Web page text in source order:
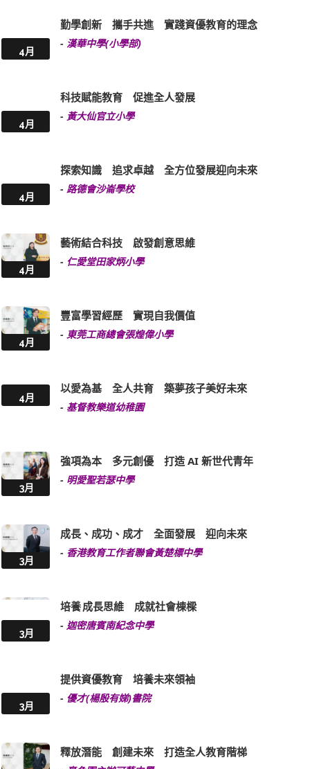
4月
勤學創新 攜手共進 實踐資優教育的理念
- 漢華中學(小學部)
4月
科技賦能教育 促進全人發展
- 黃大仙官立小學
4月
探索知識 追求卓越 全方位發展迎向未來
- 路德會沙崙學校
4月
藝術結合科技 啟發創意思維
- 仁愛堂田家炳小學
4月
豐富學習經歷 實現自我價值
- 東莞工商總會張煌偉小學
4月
以愛為基 全人共育 築夢孩子美好未來
- 基督教樂道幼稚園
3月
強項為本 多元創優 打造 AI 新世代青年
- 明愛聖若瑟中學
3月
成長、成功、成才 全面發展 迎向未來
- 香港教育工作者聯會黃楚標中學
3月
培養 成長思維 成就社會棟樑
- 迦密唐賓南紀念中學
3月
提供資優教育 培養未來領袖
- 優才(楊殷有娣)書院
釋放潛能 創建未來 打造全人教育階梯